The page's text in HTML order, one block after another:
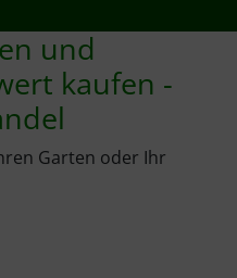
und
kaufen -
Garten oder Ihr